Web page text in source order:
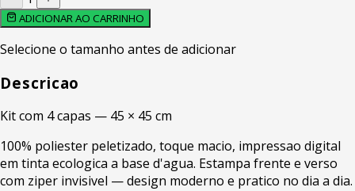
ADICIONAR AO CARRINHO
Selecione o tamanho antes de adicionar
Descricao
Kit com 4 capas — 45 × 45 cm
100% poliester peletizado, toque macio, impressao digital
em tinta ecologica a base d'agua. Estampa frente e verso
com ziper invisivel — design moderno e pratico no dia a dia.